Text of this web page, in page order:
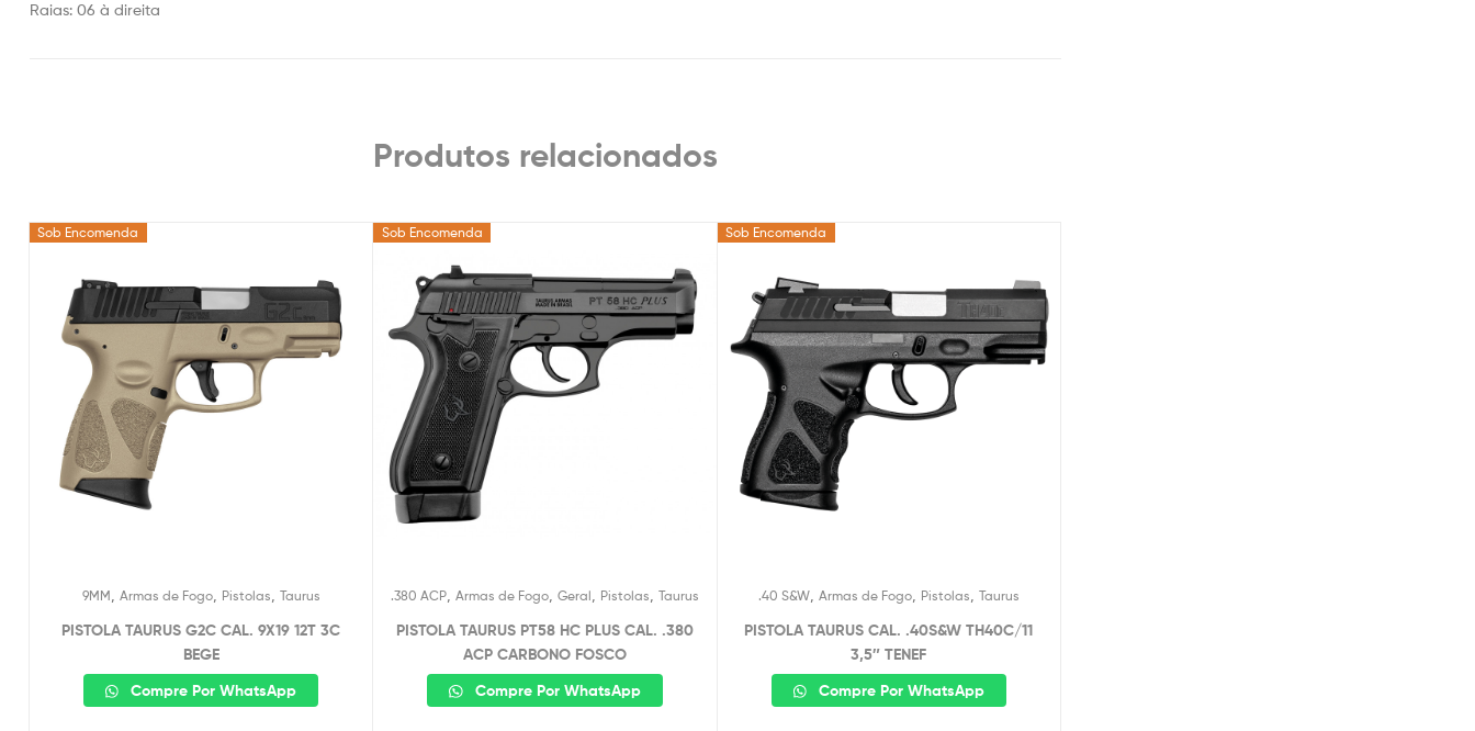
Raias: 06 à direita
Produtos relacionados
Sob Encomenda
9MM Armas de Fogo, Pistolas Taurus
PISTOLA TAURUS G2C CAL. 9X19 12T 3C
BEGE
Compre Por WhatsApp
Sob Encomenda
.380 ACP, Armas de Fogo, Geral Pistolas Taurus
PISTOLA TAURUS PT58 HC PLUS CAL. .380
ACP CARBONO FOSCO
Compre Por WhatsApp
Sob Encomenda
.40 S&W, Armas de Fogo, Pistolas Taurus
PISTOLA TAURUS CAL. .40S&W TH40C/11
3,5″ TENEF
Compre Por WhatsApp